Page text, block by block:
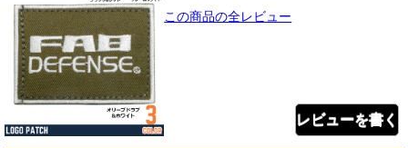
この商品の全レビュー
レビューを書く